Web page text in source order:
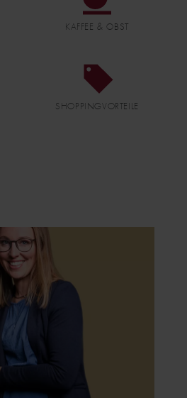
KAFFEE & OBST
DATEI
SHOPPINGVORTEILE